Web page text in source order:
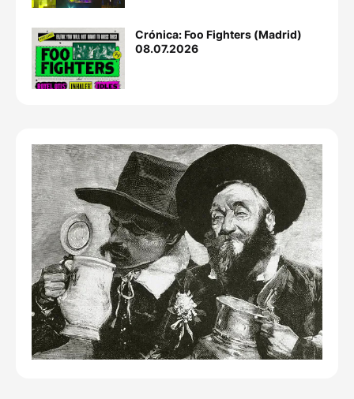
Crónica: Foo Fighters (Madrid)
08.07.2026